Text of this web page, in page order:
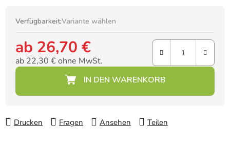
Verfügbarkeit:Variante wählen
ab 26,70 €
ab 22,30 €ohne MwSt.
Drucken Fragen Ansehen Teilen